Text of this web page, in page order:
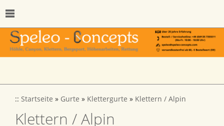
:: Startseite » Gurte » Klettergurte » Klettern / Alpin
Klettern / Alpin